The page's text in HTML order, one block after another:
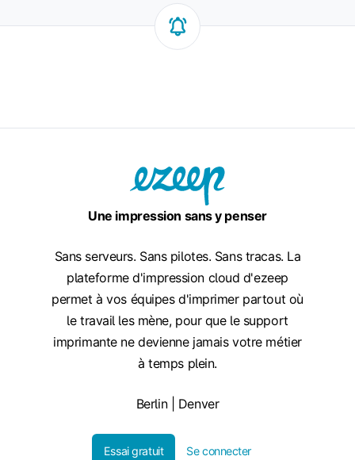
Une impression sans y penser
Sans serveurs. Sans pilotes. Sans tracas. La
plateforme d'impression cloud d'ezeep
permet à vos équipes d'imprimer partout où
le travail les mène, pour que le support
imprimante ne devienne jamais votre métier
à temps plein.
Berlin | Denver
Essai gratuit Se connecter